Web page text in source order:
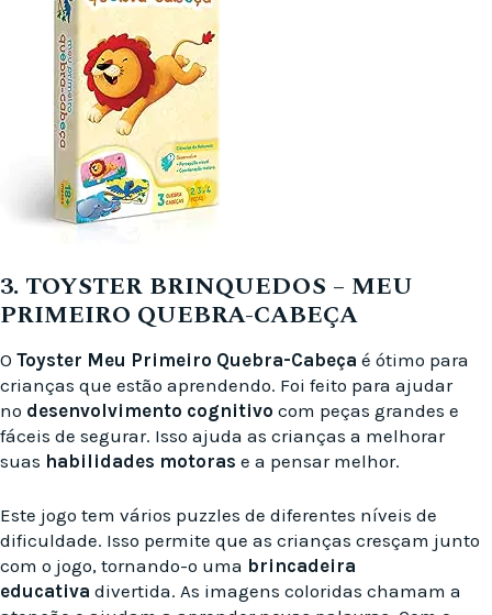
3. TOYSTER BRINQUEDOS – MEU
PRIMEIRO QUEBRA-CABEÇA
O Toyster Meu Primeiro Quebra-Cabeça é ótimo para
crianças que estão aprendendo. Foi feito para ajudar
no desenvolvimento cognitivo com peças grandes e
fáceis de segurar. Isso ajuda as crianças a melhorar
suas habilidades motoras e a pensar melhor.
Este jogo tem vários puzzles de diferentes níveis de
dificuldade. Isso permite que as crianças cresçam junto
com o jogo, tornando-o uma brincadeira
educativa divertida. As imagens coloridas chamam a